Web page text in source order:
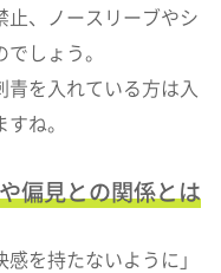
止、ノースリーブやシ
しょう。
を入れている方は入
ね。
偏見との関係とは
を持たないように」